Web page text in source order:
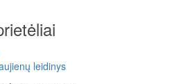
leidinys